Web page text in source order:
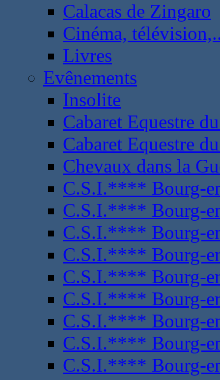
Calacas de Zingaro
Cinéma,
Livres
Evênements
Insolite
Cabaret Equestre
Cabaret Equestre
Chevaux dans la
C.S.I.**** Bourg-
C.S.I.**** Bourg-
C.S.I.**** Bourg-
C.S.I.**** Bourg-
C.S.I.**** Bourg-
C.S.I.**** Bourg-
C.S.I.**** Bourg-
C.S.I.**** Bourg-
C.S.I.**** Bourg-